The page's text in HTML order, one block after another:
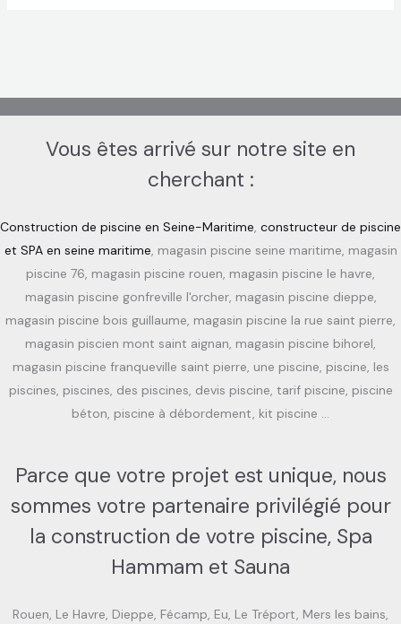
Vous êtes arrivé sur notre site en
cherchant :
Construction de piscine en Seine-Maritime, constructeur de piscine
et SPA en seine maritime, magasin piscine seine maritime, magasin
piscine 76, magasin piscine rouen, magasin piscine le havre,
magasin piscine gonfreville l'orcher, magasin piscine dieppe,
magasin piscine bois guillaume, magasin piscine la rue saint pierre,
magasin piscien mont saint aignan, magasin piscine bihorel,
magasin piscine franqueville saint pierre, une piscine, piscine, les
piscines, piscines, des piscines, devis piscine, tarif piscine, piscine
béton, piscine à débordement, kit piscine …
Parce que votre projet est unique, nous
sommes votre partenaire privilégié pour
la construction de votre piscine, Spa
Hammam et Sauna
Rouen, Le Havre, Dieppe, Fécamp, Eu, Le Tréport, Mers les bains,